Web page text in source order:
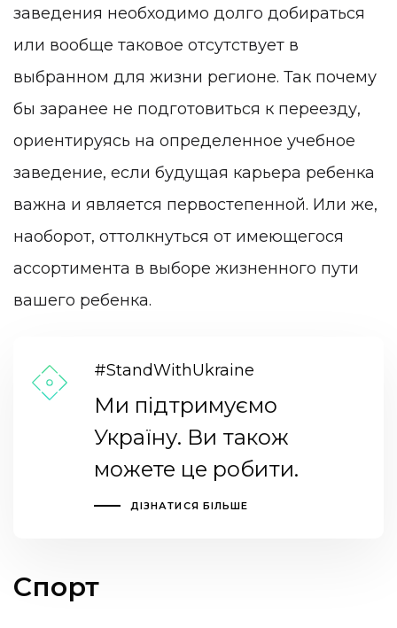
заведения необходимо долго добираться
или вообще таковое отсутствует в
выбранном для жизни регионе. Так почему
бы заранее не подготовиться к переезду,
ориентируясь на определенное учебное
заведение, если будущая карьера ребенка
важна и является первостепенной. Или же,
наоборот, оттолкнуться от имеющегося
ассортимента в выборе жизненного пути
вашего ребенка.
#StandWithUkraine
Ми підтримуємо
Україну. Ви також
можете це робити.
ДІЗНАТИСЯ БІЛЬШЕ
Спорт